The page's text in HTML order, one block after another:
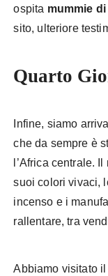
ospita mummie
sito, ulteriore
Quarto
Infine, siamo
che da sempre è
l’Africa centrale. Il
suoi colori vivaci,
incenso e i
rallentare, tra
Abbiamo visitato